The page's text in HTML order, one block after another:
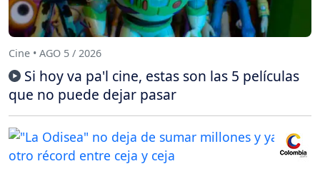
Cine • AGO 5 / 2026
Si hoy va pa'l cine, estas son las 5 películas
que no puede dejar pasar